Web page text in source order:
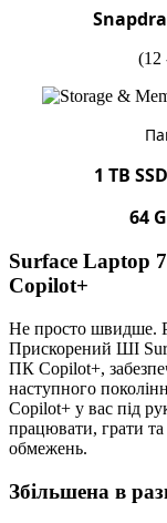
(12
1 TB
64
Surface Laptop
Copilot+
Не просто швидше.
Прискорений ШІ
ПК Copilot+,
наступного
Copilot+ у вас під
працювати, грати
обмежень.
Збільшена в